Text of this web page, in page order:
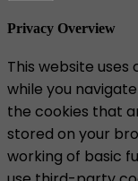
Privacy Overview
This website
while you
the cookies that
stored on your
working of basic